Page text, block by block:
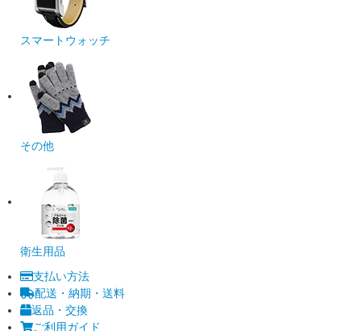
スマートウォッチ
その他
衛生用品
支払い方法
配送・納期・送料
返品・交換
ご利用ガイド